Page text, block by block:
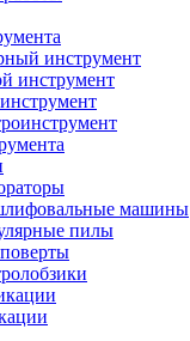
инструмент
инструмент
машины
пилы